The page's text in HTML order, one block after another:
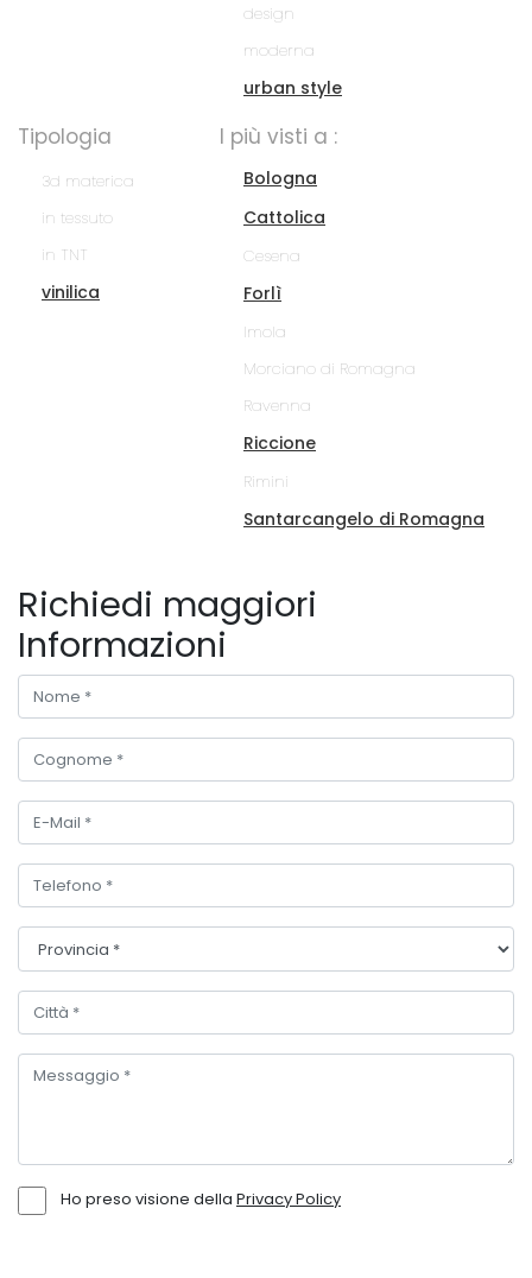
design
moderna
urban style
Tipologia
3d materica
in tessuto
in TNT
vinilica
I più visti a :
Bologna
Cattolica
Cesena
Forlì
Imola
Morciano di Romagna
Ravenna
Riccione
Rimini
Santarcangelo di Romagna
Richiedi maggiori
Informazioni
Ho preso visione della Privacy Policy